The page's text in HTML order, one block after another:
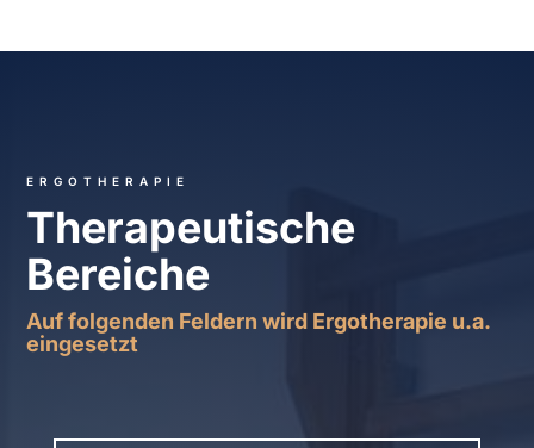
ERGOTHERAPIE
Therapeutische
Bereiche
Auf folgenden Feldern wird Ergotherapie u.a.
eingesetzt